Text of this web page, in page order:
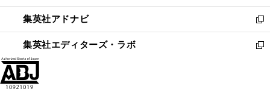
開
く
ウ
で
開
く
ン
ド
ウ
で
ウ
ィ
ン
ド
集英社アドナビ
新
し
い
集英社エディターズ・ラボ
新